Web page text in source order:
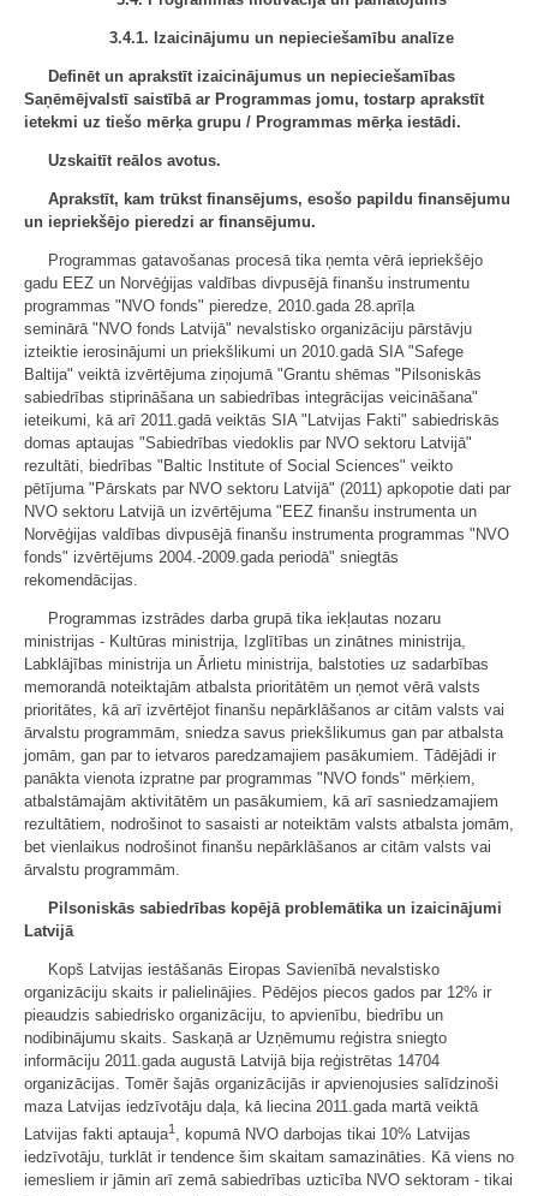
3.4.1. Izaicinājumu un nepieciešamību analīze
Definēt un aprakstīt izaicinājumus un nepieciešamības
Saņēmējvalstī saistībā ar Programmas jomu, tostarp aprakstīt
ietekmi uz tiešo mērķa grupu / Programmas mērķa iestādi.
Uzskaitīt reālos avotus.
Aprakstīt, kam trūkst finansējums, esošo papildu finansējumu
un iepriekšējo pieredzi ar finansējumu.
Programmas gatavošanas procesā tika ņemta vērā iepriekšējo
gadu EEZ un Norvēģijas valdības divpusējā finanšu instrumentu
programmas "NVO fonds" pieredze, 2010.gada 28.aprīļa
seminārā "NVO fonds Latvijā" nevalstisko organizāciju pārstāvju
izteiktie ierosinājumi un priekšlikumi un 2010.gadā SIA "Safege
Baltija" veiktā izvērtējuma ziņojumā "Grantu shēmas "Pilsoniskās
sabiedrības stiprināšana un sabiedrības integrācijas veicināšana"
ieteikumi, kā arī 2011.gadā veiktās SIA "Latvijas Fakti" sabiedriskās
domas aptaujas "Sabiedrības viedoklis par NVO sektoru Latvijā"
rezultāti, biedrības "Baltic Institute of Social Sciences" veikto
pētījuma "Pārskats par NVO sektoru Latvijā" (2011) apkopotie dati par
NVO sektoru Latvijā un izvērtējuma "EEZ finanšu instrumenta un
Norvēģijas valdības divpusējā finanšu instrumenta programmas "NVO
fonds" izvērtējums 2004.-2009.gada periodā" sniegtās
rekomendācijas.
Programmas izstrādes darba grupā tika iekļautas nozaru
ministrijas - Kultūras ministrija, Izglītības un zinātnes ministrija,
Labklājības ministrija un Ārlietu ministrija, balstoties uz sadarbības
memorandā noteiktajām atbalsta prioritātēm un ņemot vērā valsts
prioritātes, kā arī izvērtējot finanšu nepārklāšanos ar citām valsts vai
ārvalstu programmām, sniedza savus priekšlikumus gan par atbalsta
jomām, gan par to ietvaros paredzamajiem pasākumiem. Tādējādi ir
panākta vienota izpratne par programmas "NVO fonds" mērķiem,
atbalstāmajām aktivitātēm un pasākumiem, kā arī sasniedzamajiem
rezultātiem, nodrošinot to sasaisti ar noteiktām valsts atbalsta jomām,
bet vienlaikus nodrošinot finanšu nepārklāšanos ar citām valsts vai
ārvalstu programmām.
Pilsoniskās sabiedrības kopējā problemātika un izaicinājumi
Latvijā
Kopš Latvijas iestāšanās Eiropas Savienībā nevalstisko
organizāciju skaits ir palielinājies. Pēdējos piecos gados par 12% ir
pieaudzis sabiedrisko organizāciju, to apvienību, biedrību un
nodibinājumu skaits. Saskaņā ar Uzņēmumu reģistra sniegto
informāciju 2011.gada augustā Latvijā bija reģistrētas 14704
organizācijas. Tomēr šajās organizācijās ir apvienojusies salīdzinoši
maza Latvijas iedzīvotāju daļa, kā liecina 2011.gada martā veiktā
Latvijas fakti aptauja1 , kopumā NVO darbojas tikai 10% Latvijas
iedzīvotāju, turklāt ir tendence šim skaitam samazināties. Kā viens no
iemesliem ir jāmin arī zemā sabiedrības uzticība NVO sektoram - tikai